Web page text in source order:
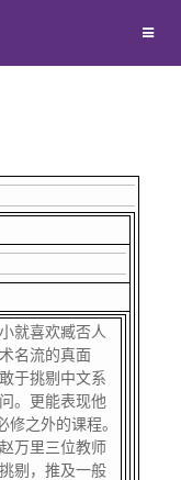
就喜欢臧否人
名流的真面
于挑剔中文系
。更能表现他
修之外的课程。
万里三位教师
剔，推及一般